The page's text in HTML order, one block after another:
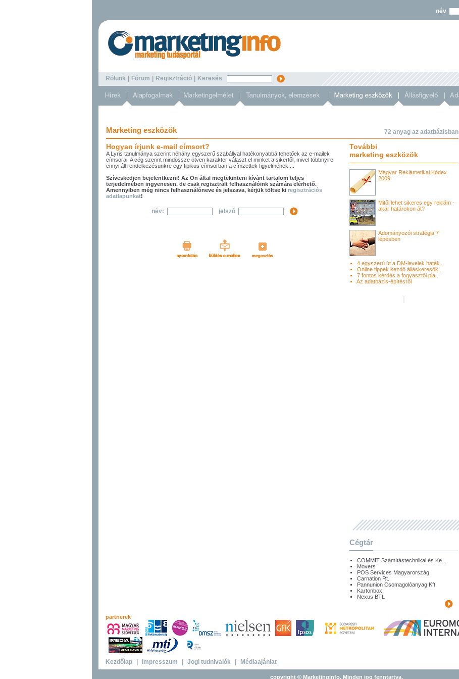
név
Rólunk Fórum Regisztráció Keresés
Marketing eszközök 72 anyag az adatbázisban
Hogyan írjunk e-mail címsort?
A Lyris tanulmánya szerint néhány egyszerű szabállyal hatékonyabbá tehetőek az e-mailek
címsorai. A cég szerint mindössze ötven karakter választ el minket a sikertől, mivel többnyire
ennyi áll rendelkezésünkre egy tipikus címsorban a címzettek figyelmének ...
Szíveskedjen bejelentkezni! Az Ön által megtekinteni kívánt tartalom teljes
terjedelmében ingyenesen, de csak regisztrált felhasználóink számára elérhető.
Amennyiben még nincs felhasználóneve és jelszava, kérjük töltse ki regisztrációs
adatlapunkat!
név: jelszó
További
marketing eszközök
Magyar Reklámetikai Kódex
2009
Mitől lehet sikeres egy reklám -
akár határokon át?
Adományozói stratégia 7
lépésben
4 egyszerű út a DM-levelek haték...
Online tippek kezdő álláskeresők...
7 fontos kérdés a fogyasztói pia...
Az adatbázis-építésről
Cégtár
COMMIT Számítástechnikai és Ke...
Movers
POS Services Magyarország
Carnation Rt.
Pannunion Csomagolóanyag Kft.
Kartonbox
Nexus BTL
partnerek
Kezdőlap Impresszum Jogi tudnivalók Médiaajánlat
copyright © Marketinginfo. Minden jog fenntartva.